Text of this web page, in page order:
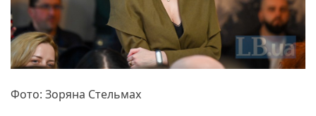
Фото: Зоряна Стельмах